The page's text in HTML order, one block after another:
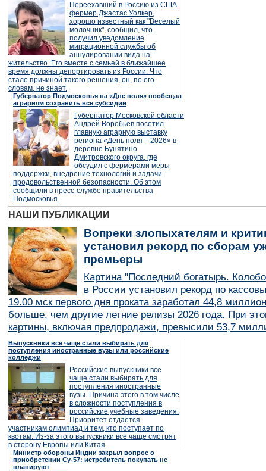
Переехавший в Россию из США
фермер Джастас Уолкер,
хорошо известный как "Веселый
молочник", сообщил, что
получил уведомление
миграционной службы об
аннулировании вида на
жительство. Его вместе с семьей в ближайшее
время должны депортировать из России. Что
стало причиной такого решения, он, по его
словам, не знает.
Губернатор Подмосковья на «Дне поля» пообещал
аграриям сохранить все субсидии
Губернатор Московской области
Андрей Воробьёв посетил
главную аграрную выставку
региона «День поля – 2026» в
деревне Бунятино
Дмитровского округа, где
обсудил с фермерами меры
поддержки, внедрение технологий и задачи
продовольственной безопасности. Об этом
сообщили в пресс-службе правительства
Подмосковья.
НАШИ ПУБЛИКАЦИИ
Вопреки злопыхателям и
установил рекорд по сборам
премьеры
Картина "Последний богатырь.
в России установил рекорд по
19.00 мск первого дня проката заработал 44,8
больше, чем другие летние релизы 2026 года. При
картины, включая предпродажи, превысили 53,7
Выпускники все чаще стали выбирать для
поступления иностранные вузы или российские
колледжи
Российские выпускники все
чаще стали выбирать для
поступления иностранные
вузы. Причина этого в том числе
в сложности поступления в
российские учебные заведения.
Приоритет отдается
участникам олимпиад и тем, кто поступает по
квотам. Из-за этого выпускники все чаще смотрят
в сторону Европы или Китая.
Министр обороны Индии закрыл вопрос о
приобретении Су-57: истребитель покупать не
планируют